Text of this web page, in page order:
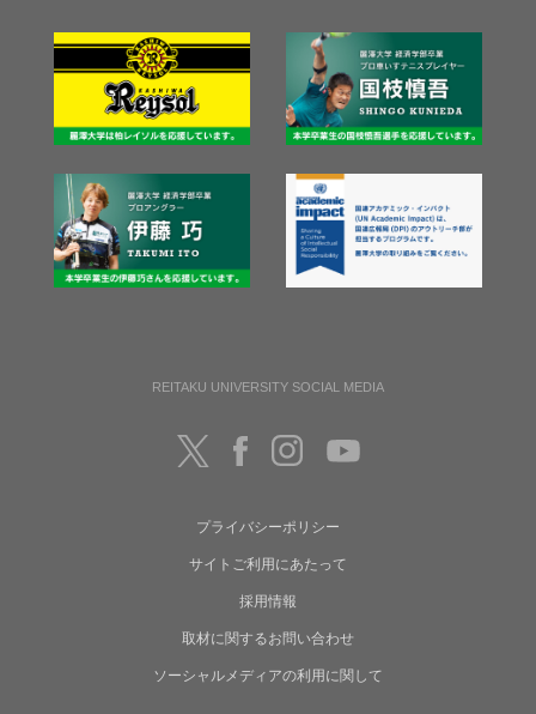
REITAKU UNIVERSITY SOCIAL MEDIA
プライバシーポリシー
サイトご利用にあたって
採用情報
取材に関するお問い合わせ
ソーシャルメディアの利用に関して